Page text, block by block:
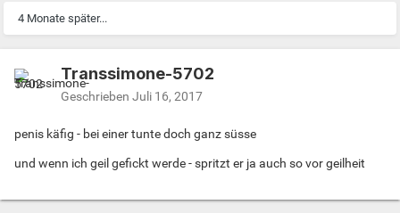
4 Monate später...
Transsimone-5702
Geschrieben Juli 16, 2017
penis käfig - bei einer tunte doch ganz süsse
und wenn ich geil gefickt werde - spritzt er ja auch so vor geilheit